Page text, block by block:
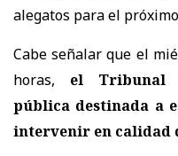
alegatos para el
Cabe señalar que el
horas, el Tribunal
pública destinada a
intervenir en calidad